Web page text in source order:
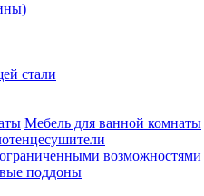
стали
Мебель для ванной комнаты
поддоны